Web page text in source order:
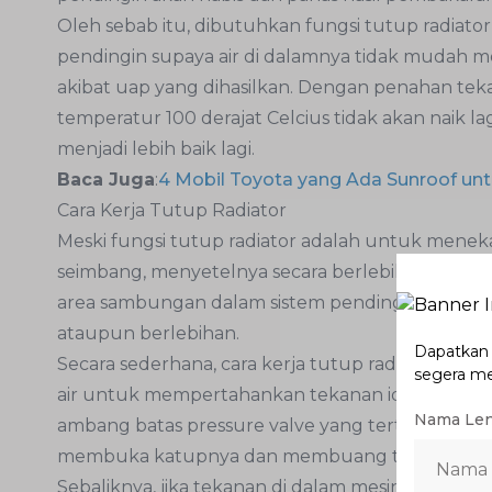
Oleh sebab itu, dibutuhkan fungsi tutup
pendingin supaya air di dalamnya tidak mudah
akibat uap yang dihasilkan. Dengan penahan
temperatur 100 derajat Celcius tidak akan naik
menjadi lebih baik lagi.
Baca Juga:4 Mobil Toyota yang Ada Sunroof
Cara Kerja Tutup Radiator
Meski fungsi tutup radiator adalah untuk
seimbang, menyetelnya secara berlebihan atau
area sambungan dalam sistem pendingin. Oleh
ataupun berlebihan.
Secara sederhana, cara kerja tutup radiator
air untuk mempertahankan tekanan ideal di
ambang batas pressure valve yang tertera pada
membuka katupnya dan membuang tekanan
Sebaliknya, jika tekanan di dalam mesin
segera
Nama